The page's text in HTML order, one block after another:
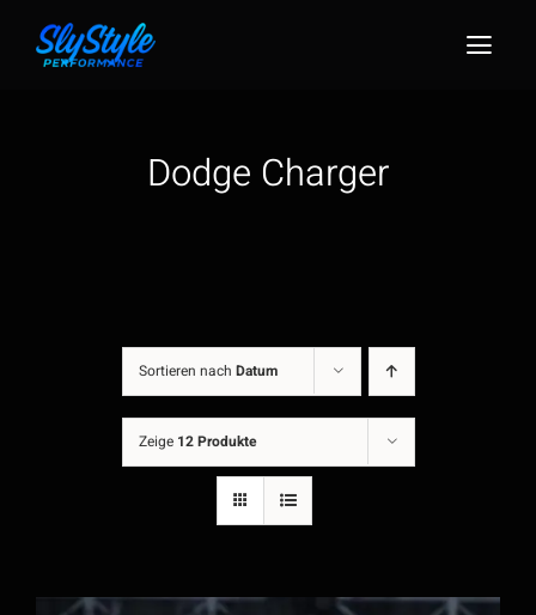
Inhalt
Dodge Charger
Sortieren nach Datum
Zeige 12 Produkte